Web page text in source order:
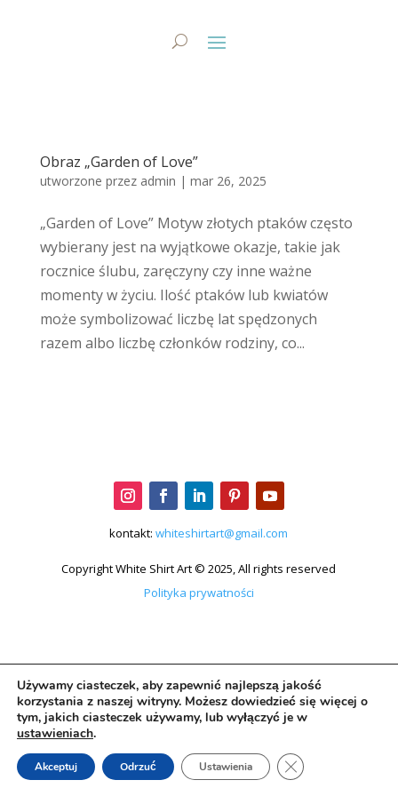
Obraz „Garden of Love”
utworzone przez admin | mar 26, 2025
„Garden of Love” Motyw złotych ptaków często
wybierany jest na wyjątkowe okazje, takie jak
rocznice ślubu, zaręczyny czy inne ważne
momenty w życiu. Ilość ptaków lub kwiatów
może symbolizować liczbę lat spędzonych
razem albo liczbę członków rodziny, co...
kontakt:whiteshirtart@gmail.com
Copyright White Shirt Art © 2025, All rights reserved
Polityka prywatności
Używamy ciasteczek, aby zapewnić najlepszą jakość
korzystania z naszej witryny. Możesz dowiedzieć się więcej o
tym, jakich ciasteczek używamy, lub wyłączyć je w
ustawieniach.
Akceptuj Odrzuć Ustawienia Zamknij panel